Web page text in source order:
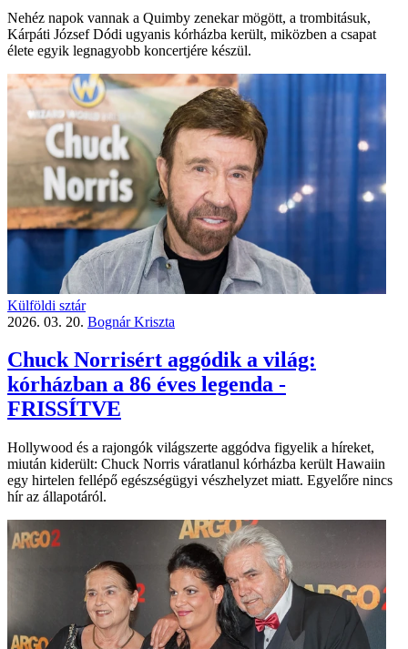
Nehéz napok vannak a Quimby zenekar mögött, a trombitásuk,
Kárpáti József Dódi ugyanis kórházba került, miközben a csapat
élete egyik legnagyobb koncertjére készül.
Külföldi sztár
2026. 03. 20. Bognár Kriszta
Chuck Norrisért aggódik a világ:
kórházban a 86 éves legenda -
FRISSÍTVE
Hollywood és a rajongók világszerte aggódva figyelik a híreket,
miután kiderült: Chuck Norris váratlanul kórházba került Hawaiin
egy hirtelen fellépő egészségügyi vészhelyzet miatt. Egyelőre nincs
hír az állapotáról.